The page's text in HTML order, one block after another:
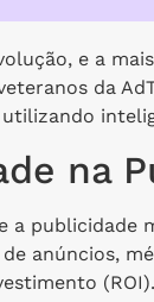
e a
da
na
a
anúncios,